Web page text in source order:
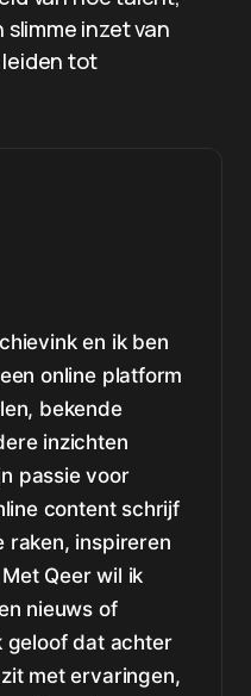
inzet van
tot
en ik ben
online platform
bekende
inzichten
passie voor
content schrijf
raken, inspireren
Qeer wil ik
nieuws of
geloof dat achter
met ervaringen,